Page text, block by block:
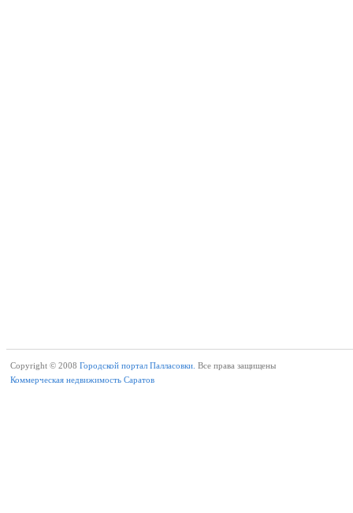
Copyright © 2008 Городской портал Палласовки. Все права защищены
Коммерческая недвижимость Саратов